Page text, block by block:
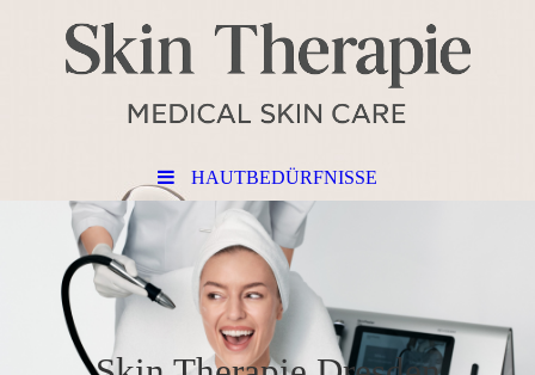
HAUTBEDÜRFNISSE